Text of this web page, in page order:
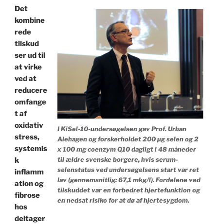
I KiSel-10-undersøgelsen gav Prof. Urban
Alehagen og forskerholdet 200 µg selen og 2
x 100 mg coenzym Q10 dagligt i 48 måneder
til ældre svenske borgere, hvis serum-
selenstatus ved undersøgelsens start var ret
lav (gennemsnitlig: 67,1 mkg/l). Fordelene ved
tilskuddet var en forbedret hjertefunktion og
en nedsat risiko for at dø af hjertesygdom.
Det
kombine
rede
tilskud
ser ud til
at virke
ved at
reducere
omfange
t af
oxidativ
stress,
systemis
k
inflamm
ation og
fibrose
hos
deltager